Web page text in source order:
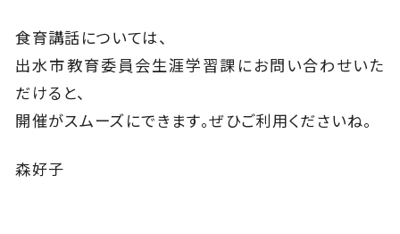
食育講話については、
出水市教育委員会生涯学習課にお問い合わせいた
だけると、
開催がスムーズにできます。ぜひご利用くださいね。
森好子